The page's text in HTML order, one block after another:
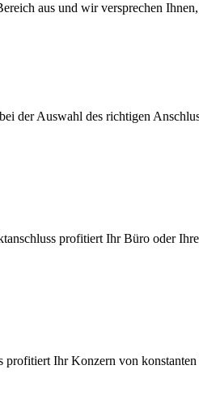
aus und wir versprechen
der Auswahl des richtigen
profitiert Ihr Büro oder
Ihr Konzern von